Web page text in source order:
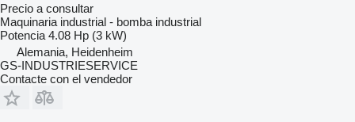
Precio a consultar
Maquinaria industrial - bomba industrial
Potencia 4.08 Hp (3 kW)
Alemania, Heidenheim
GS-INDUSTRIESERVICE
Contacte con el vendedor